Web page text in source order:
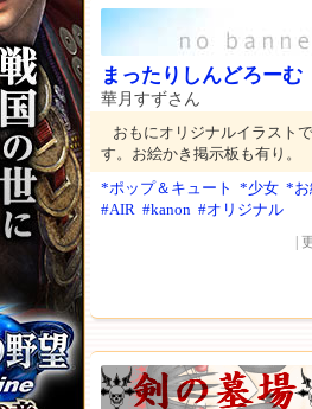
まったりしんどろーむ
華月すずさん
おもにオリジナルイラスト
す。お絵かき掲示板も有り。
*ポップ＆キュート *少女 *お
#AIR #kanon #オリジナル
|